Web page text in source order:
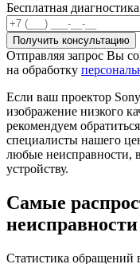
Бесплатная диагностика
Отправляя запрос Вы
на обработку
Если ваш проектор
изображение низкого
рекомендуем
специалисты нашего
любые неисправности,
устройству.
Самые
Статистика обращений